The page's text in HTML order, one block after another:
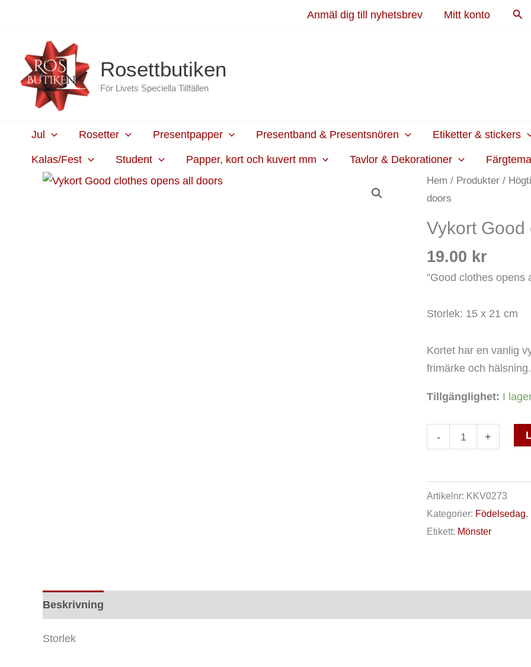
Anmäl dig till nyhetsbrev Mitt konto Sök
Rosettbutiken
För Livets Speciella Tillfällen
Jul Rosetter Presentpapper Presentband & Presentsnören Etiketter & stickers
Kalas/Fest Student Papper, kort och kuvert mm Tavlor & Dekorationer Färgtema
Hem / Produkter /
doors
Vykort
19.00 kr
”Good clothes opens
Storlek: 15 x 21 cm
Kortet har en vanlig
frimärke och hälsning.
Tillgänglighet: I
-
Vykort
Good
opens
all
+
Artikelnr: KKV0273
Kategorier: Födelsedag,
Etikett: Mönster
Beskrivning
Storlek